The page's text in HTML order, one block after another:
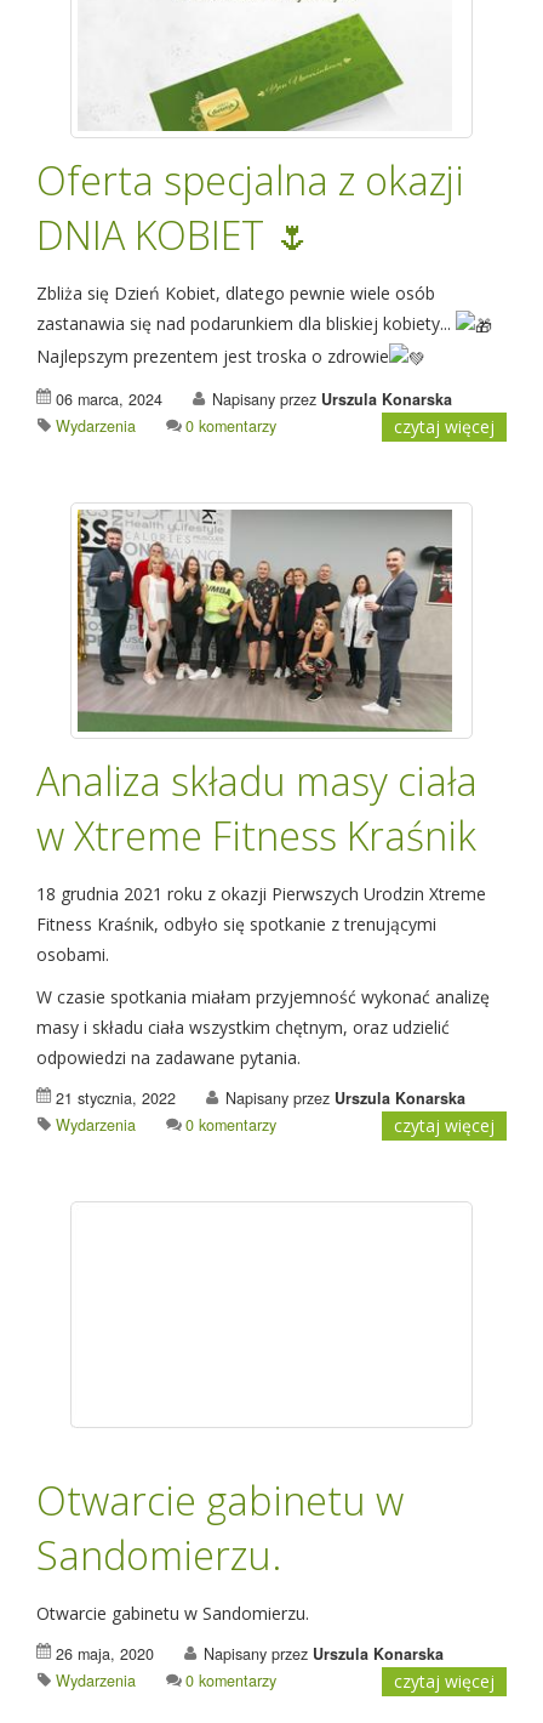
Oferta specjalna z okazji
DNIA KOBIET 🌷
Zbliża się Dzień Kobiet, dlatego pewnie wiele osób
zastanawia się nad podarunkiem dla bliskiej kobiety...
Najlepszym prezentem jest troska o zdrowie
06 marca, 2024 Napisany przez Urszula Konarska
Wydarzenia
0 komentarzy czytaj więcej
Analiza składu masy ciała
w Xtreme Fitness Kraśnik
18 grudnia 2021 roku z okazji Pierwszych Urodzin Xtreme
Fitness Kraśnik, odbyło się spotkanie z trenującymi
osobami.
W czasie spotkania miałam przyjemność wykonać analizę
masy i składu ciała wszystkim chętnym, oraz udzielić
odpowiedzi na zadawane pytania.
21 stycznia, 2022 Napisany przez Urszula Konarska
Wydarzenia
0 komentarzy czytaj więcej
Otwarcie gabinetu w
Sandomierzu.
Otwarcie gabinetu w Sandomierzu.
26 maja, 2020 Napisany przez Urszula Konarska
Wydarzenia
0 komentarzy czytaj więcej